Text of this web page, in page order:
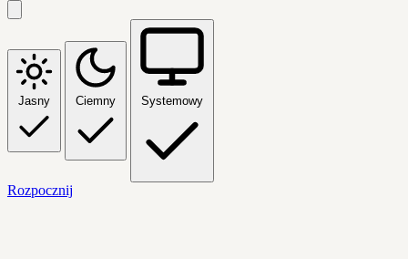
Jasny Ciemny Systemowy
Rozpocznij